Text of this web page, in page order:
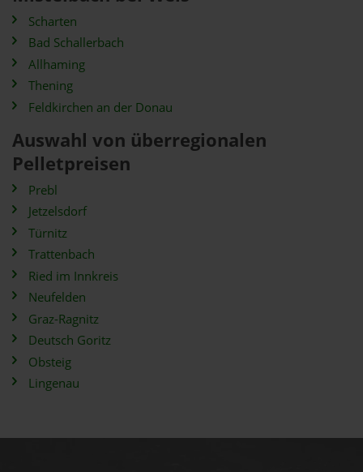
Scharten
Bad Schallerbach
Allhaming
Thening
Feldkirchen an der Donau
Auswahl von überregionalen
Pelletpreisen
Prebl
Jetzelsdorf
Türnitz
Trattenbach
Ried im Innkreis
Neufelden
Graz-Ragnitz
Deutsch Goritz
Obsteig
Lingenau